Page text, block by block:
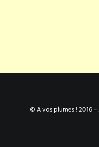
© A vos plumes ! 2016